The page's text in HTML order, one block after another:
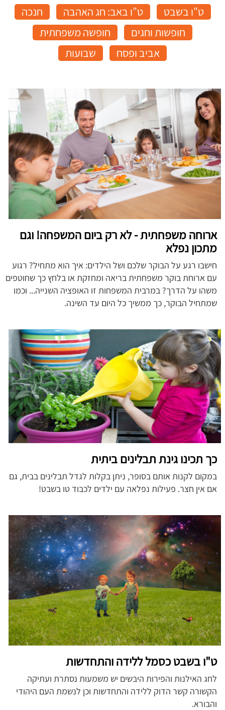
ט"ו בשבט
ט"ו באב: חג האהבה
חנכה
חופשות וחגים
חופשה משפחתית
אביב ופסח
שבועות
ארוחה משפחתית - לא רק ביום המשפחה! וגם
מתכון נפלא
חישבו רגע על הבוקר שלכם ושל הילדים: איך הוא מתחיל? רגוע
עם ארוחת בוקר משפחתית בריאה ומחזקת או בלחץ כך שחוטפים
משהו על הדרך? במרבית המשפחות זו האופציה השנייה... וכמו
שמתחיל הבוקר, כך ממשיך כל היום עד השינה.
כך תכינו גינת תבלינים ביתית
במקום לקנות אותם בסופר, ניתן בקלות לגדל תבלינים בבית, גם
אם אין חצר. פעילות נפלאה עם ילדים לכבוד טו בשבט!
ט"ו בשבט כסמל ללידה והתחדשות
לחג האילנות והפירות היבשים יש משמעות נסתרת ועתיקה
הקשורה קשר הדוק ללידה והתחדשות וכן לנשמת העם היהודי
והבורא.